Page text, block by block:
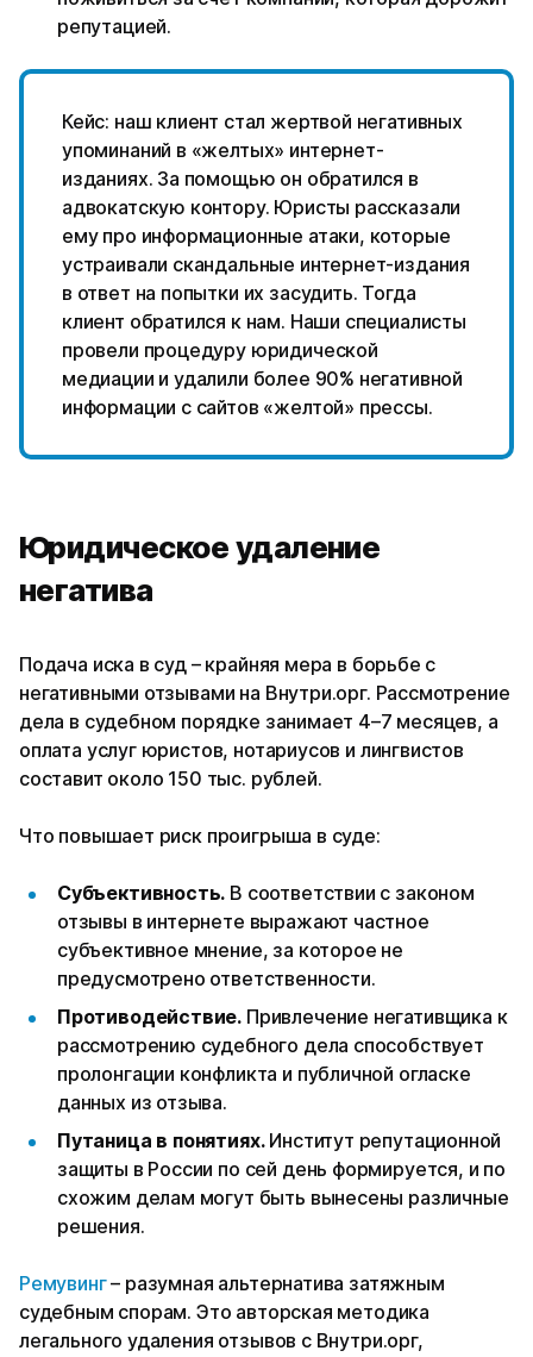
репутацией.
Кейс: наш клиент стал жертвой негативных
упоминаний в «желтых» интернет-
изданиях. За помощью он обратился в
адвокатскую контору. Юристы рассказали
ему про информационные атаки, которые
устраивали скандальные интернет-издания
в ответ на попытки их засудить. Тогда
клиент обратился к нам. Наши специалисты
провели процедуру юридической
медиации и удалили более 90% негативной
информации с сайтов «желтой» прессы.
Юридическое удаление
негатива
Подача иска в суд – крайняя мера в борьбе с
негативными отзывами на Внутри.орг. Рассмотрение
дела в судебном порядке занимает 4–7 месяцев, а
оплата услуг юристов, нотариусов и лингвистов
составит около 150 тыс. рублей.
Что повышает риск проигрыша в суде:
Субъективность. В соответствии с законом
отзывы в интернете выражают частное
субъективное мнение, за которое не
предусмотрено ответственности.
Противодействие. Привлечение негативщика к
рассмотрению судебного дела способствует
пролонгации конфликта и публичной огласке
данных из отзыва.
Путаница в понятиях.Институт репутационной
защиты в России по сей день формируется, и по
схожим делам могут быть вынесены различные
решения.
Ремувинг– разумная альтернатива затяжным
судебным спорам. Это авторская методика
легального удаления отзывов с Внутри.орг,